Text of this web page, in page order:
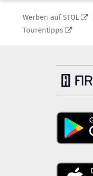
Werben auf STOL
Tourentipps